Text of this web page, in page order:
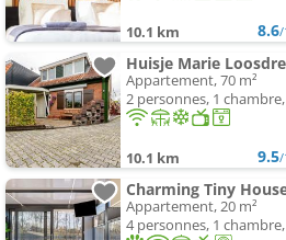
10.1 km 8.6/
Huisje Marie
Appartement, 70 m²
2 personnes, 1
10.1 km 9.5/
Appartement, 20 m²
4 personnes, 1